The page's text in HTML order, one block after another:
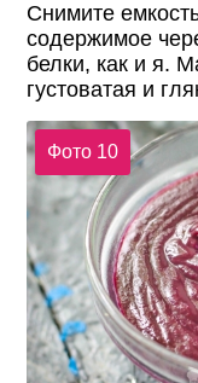
Снимите
содержимое
белки, как и я.
густоватая и
Фото 10